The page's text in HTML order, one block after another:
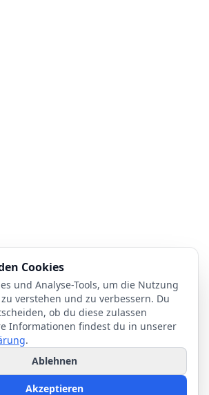
Cookies
und Analyse-Tools, um die Nutzung
verstehen und zu verbessern. Du
ob du diese zulassen
Informationen findest du in unserer
.
Ablehnen
Akzeptieren